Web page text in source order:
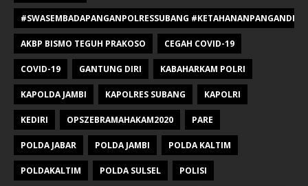
#SWASEMBADAPANGANPOLRESSUBANG
AKBP BISMO TEGUH PRAKOSO CEGAH COVID-19
COVID-19 GANTUNG DIRI KABAHARKAM POLRI
KAPOLDA JAMBI KAPOLRES SUBANG KAPOLRI
KEDIRI OPSZEBRAMAHAKAM2020 PARE
POLDA JABAR POLDA JAMBI POLDA KALTIM
POLDAKALTIM POLDA SULSEL POLISI